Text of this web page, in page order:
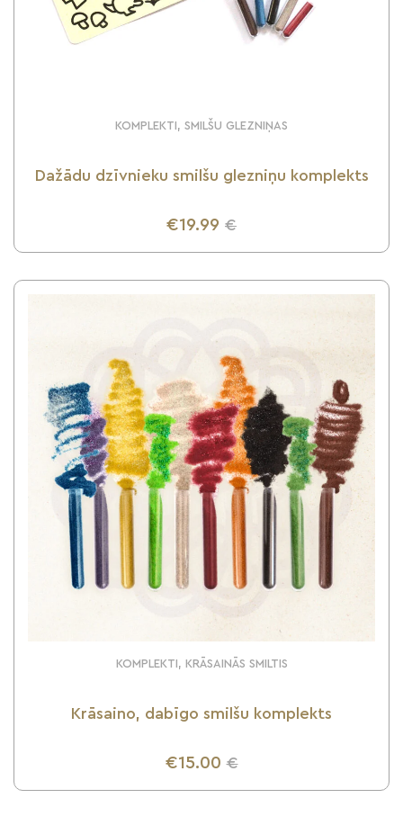
KOMPLEKTI, SMILŠU GLEZNIŅAS
Dažādu dzīvnieku smilšu glezniņu komplekts
€19.99 €
UZZINI VAIRĀK
KOMPLEKTI, KRĀSAINĀS SMILTIS
Krāsaino, dabīgo smilšu komplekts
€15.00 €
UZZINI VAIRĀK